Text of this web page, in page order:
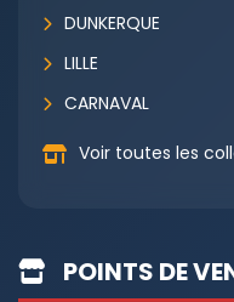
DUNKERQUE
LILLE
CARNAVAL
Voir toutes les
POINTS DE